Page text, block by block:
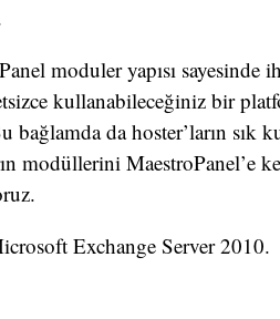
moduler yapısı sayesinde
kullanabileceğiniz bir
bağlamda da hoster’ların sık
modüllerini MaestroPanel’e
Exchange Server 2010.